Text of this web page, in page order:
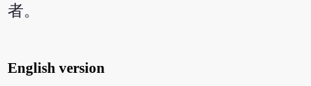
者。
English version